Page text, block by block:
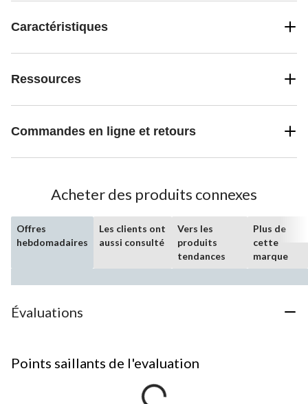
Caractéristiques
Ressources
Commandes en ligne et retours
Acheter des produits connexes
Offres
hebdomadaires
Les clients ont
aussi consulté
Vers les
produits
tendances
Plus de
cette
marque
Évaluations
Points saillants de l'evaluation